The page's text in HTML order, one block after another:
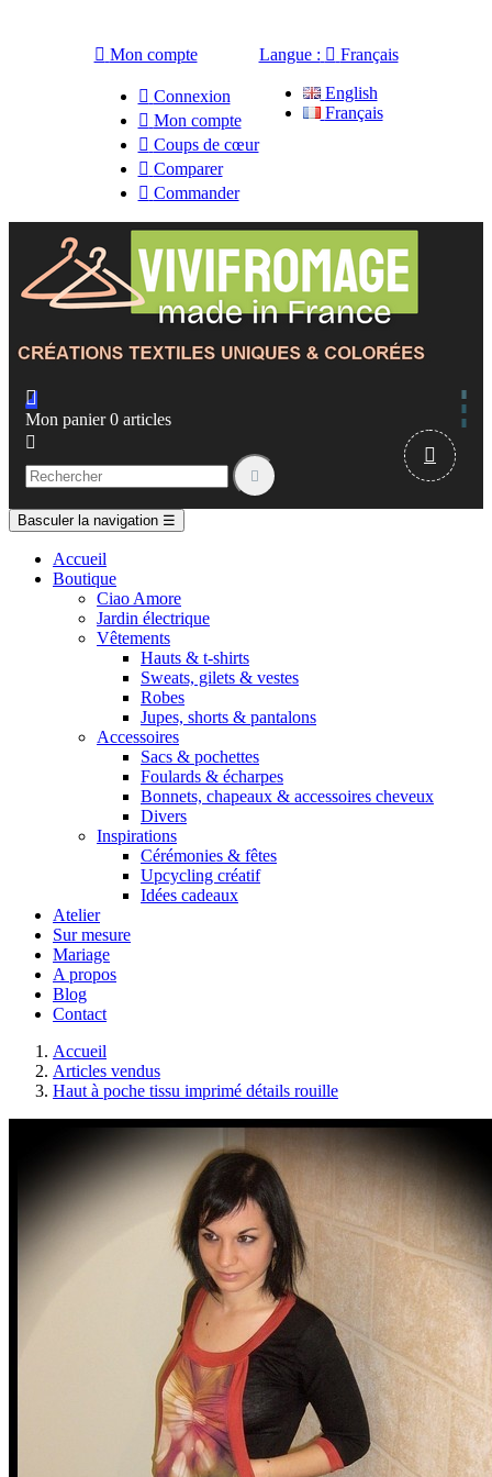
 Mon compte
 Connexion
 Mon compte
 Coups de cœur
 Comparer
 Commander
Langue :  Français
English
Français

Mon panier 0 articles



Basculer la navigation ☰
Accueil
Boutique
Ciao Amore
Jardin électrique
Vêtements
Hauts & t-shirts
Sweats, gilets & vestes
Robes
Jupes, shorts & pantalons
Accessoires
Sacs & pochettes
Foulards & écharpes
Bonnets, chapeaux & accessoires cheveux
Divers
Inspirations
Cérémonies & fêtes
Upcycling créatif
Idées cadeaux
Atelier
Sur mesure
Mariage
A propos
Blog
Contact
Accueil
Articles vendus
Haut à poche tissu imprimé détails rouille